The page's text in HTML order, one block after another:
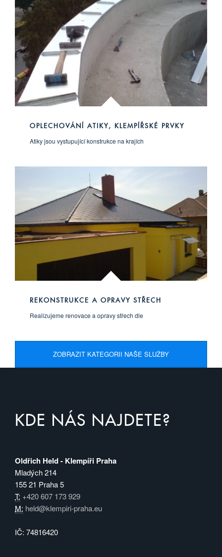
OPLECHOVÁNÍ ATIKY, KLEMPÍŘSKÉ PRVKY
Atiky jsou vystupující konstrukce na krajích
REKONSTRUKCE A OPRAVY STŘECH
Realizujeme renovace a opravy střech dle
ZOBRAZIT KATEGORII NAŠE SLUŽBY
KDE NÁS NAJDETE?
Oldřich Held - Klempíři Praha
Mladých 214
155 21 Praha 5
T: +420 607 173 929
M: held@klempiri-praha.eu
IČ: 74816420